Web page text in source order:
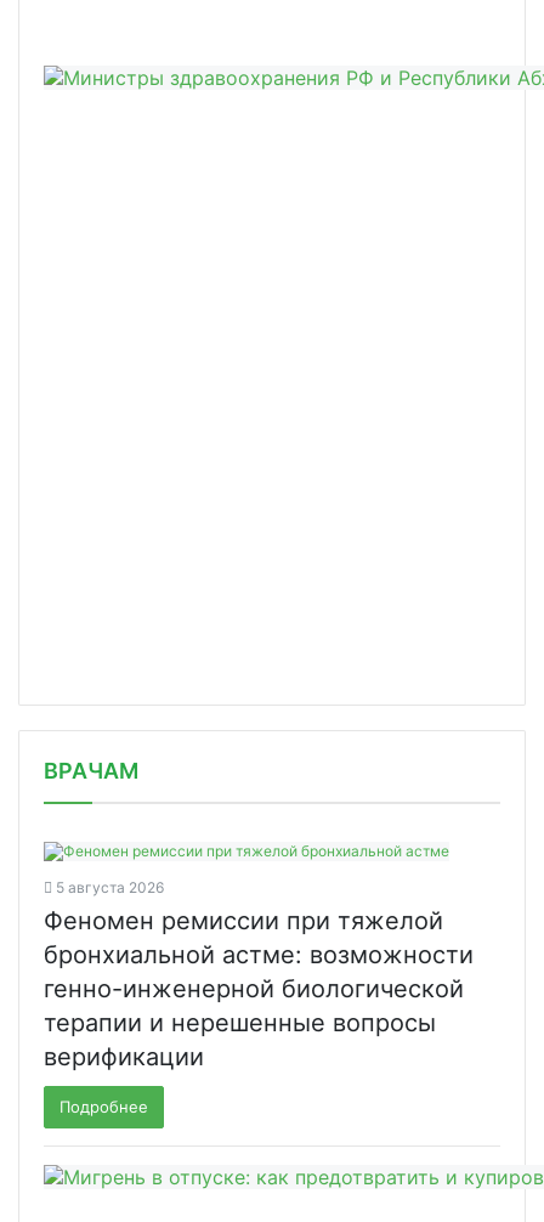
ВРАЧАМ
5 августа 2026
Феномен ремиссии при тяжелой
бронхиальной астме: возможности
генно-инженерной биологической
терапии и нерешенные вопросы
верификации
Подробнее